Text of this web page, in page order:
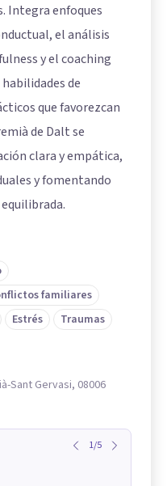
Integra enfoques
el análisis
y el coaching
de
que favorezcan
de Dalt se
clara y empática,
y fomentando
familiares
Estrés
Traumas
Sant Gervasi, 08006
1/5